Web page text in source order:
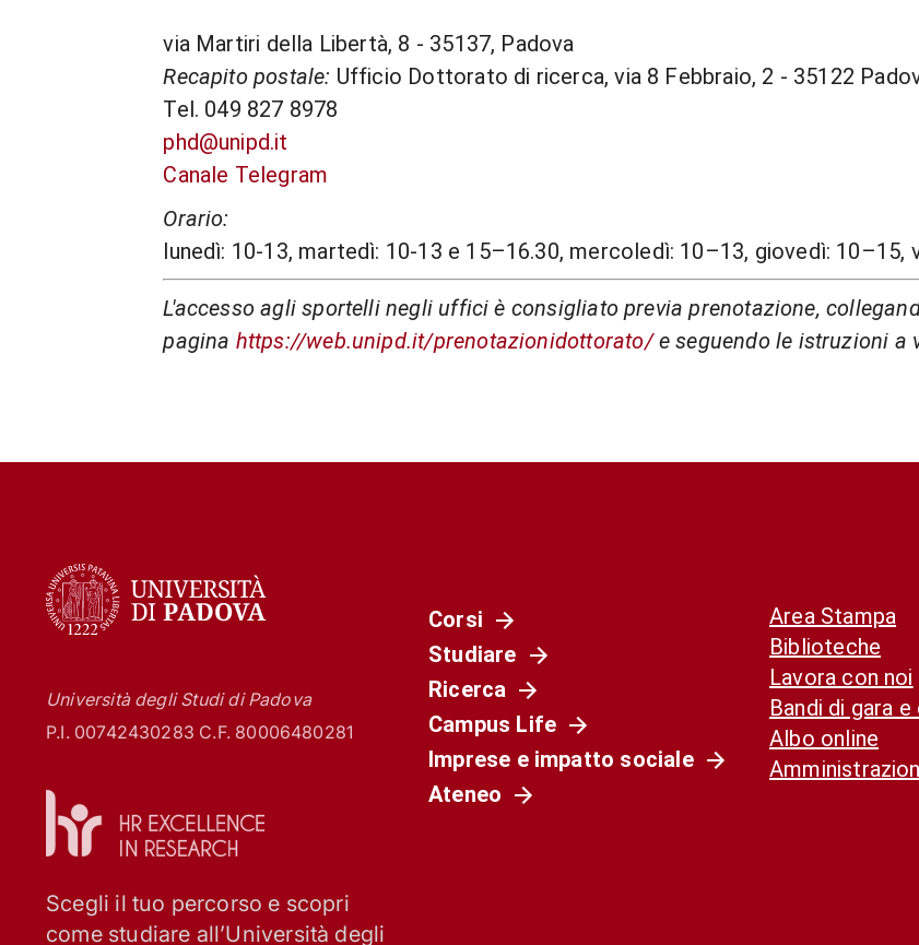
via Martiri della Libertà, 8 - 35137, Padova
Recapito postale: Ufficio Dottorato di ricerca, via 8 Febbraio, 2 - 35122
Tel. 049 827 8978
phd@unipd.it
Canale Telegram
Orario:
lunedì: 10-13, martedì: 10-13 e 15–16.30, mercoledì: 10–13, giovedì: 10–15,
L'accesso agli sportelli negli uffici è consigliato previa prenotazione,
pagina https://web.unipd.it/prenotazionidottorato/e seguendo le istruzioni a
Università degli Studi di Padova
P.I. 00742430283 C.F. 80006480281
Scegli il tuo percorso e scopri
come studiare all’Università degli
Corsi
Studiare
Ricerca
Campus Life
Imprese e impatto sociale
Ateneo
Area Stampa
Biblioteche
Lavora con noi
Bandi di gara
Albo online